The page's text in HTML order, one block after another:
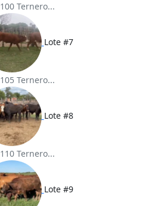
100 Ternero...
Lote #7
105 Ternero...
Lote #8
110 Ternero...
Lote #9